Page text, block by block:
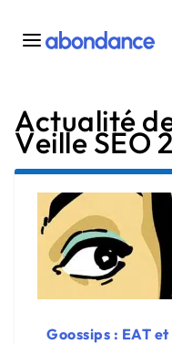
Toutes les actus
Actus SEO
Plateforme
Outils
Solutions
Ressources
Audit SEO
Actualité
Veille SEO
Goossips : EAT